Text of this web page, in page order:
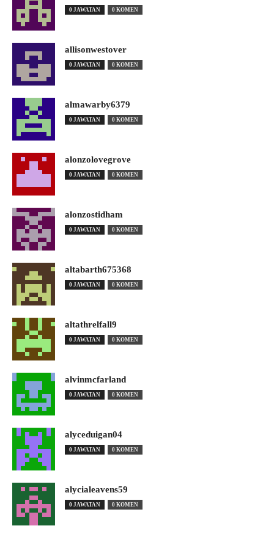
0 JAWATAN 0 KOMEN
allisonwestover
0 JAWATAN 0 KOMEN
almawarby6379
0 JAWATAN 0 KOMEN
alonzolovegrove
0 JAWATAN 0 KOMEN
alonzostidham
0 JAWATAN 0 KOMEN
altabarth675368
0 JAWATAN 0 KOMEN
altathrelfall9
0 JAWATAN 0 KOMEN
alvinmcfarland
0 JAWATAN 0 KOMEN
alyceduigan04
0 JAWATAN 0 KOMEN
alycialeavens59
0 JAWATAN 0 KOMEN